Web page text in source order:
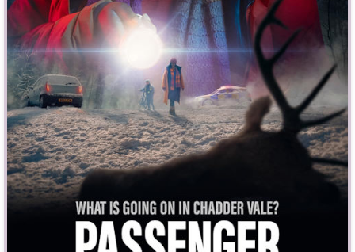
Призраки Про акул
Про апокалипсис Про богатых
Про богов Про вампиров
Про ведьм Про викингов
Про выживание Про гангстеров
Про гонки Про деревню
Про динозавров
Про животных Про зомби
Про инопланетян
Про корабли и подводные
лодки